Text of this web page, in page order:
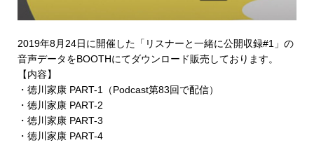
2019年8月24日に開催した「リスナーと一緒に公開収録#1」の
音声データをBOOTHにてダウンロード販売 しております。
【内容】
・徳川家康 PART-1（Podcast第83回で配信）
・徳川家康 PART-2
・徳川家康 PART-3
・徳川家康 PART-4